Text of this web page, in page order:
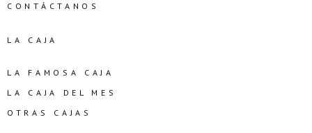
CONTÁCTANOS
LA CAJA
LA FAMOSA CAJA
LA CAJA DEL MES
OTRAS CAJAS